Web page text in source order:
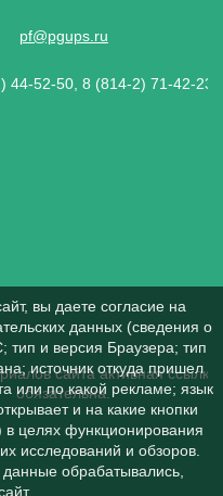
pf@pgups.ru
44-52-50, 8 (814-2) 71-42-23
сайта активная ссылка
обязательна.
вы даете согласие на
данных (сведения о
и версия Браузера; тип
источник откуда пришел
или по какой рекламе; язык
и на какие кнопки
в целях функционирования
исследований и обзоров.
обрабатывались,